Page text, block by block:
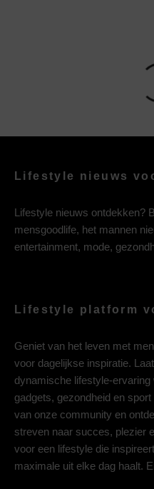
Lifestyle nieuws
Lifestyle nieuws ontdekken?
mensgoodlife, het mannen
entertainment, mode,
Lifestyle platform
Geniet van het leven met
voor dagelijkse inspiratie.
dynamische lifestyle-
gadgets, gezondheid en
van onze community en
streven naar succes, plezier
voor een lifestyle die
maximale uit elke dag haalt.